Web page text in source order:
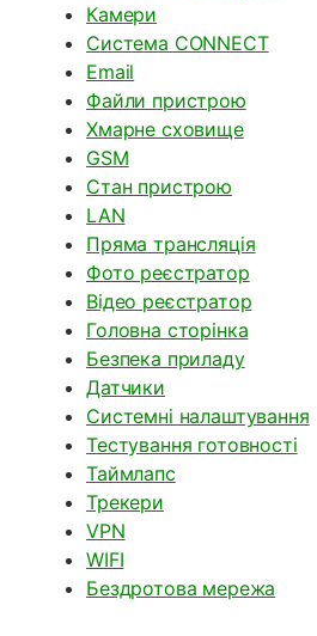
Камери
Система CONNECT
Email
Файли пристрою
Хмарне сховище
GSM
Стан пристрою
LAN
Пряма трансляція
Фото реєстратор
Відео реєстратор
Головна сторінка
Безпека приладу
Датчики
Системні налаштування
Тестування готовності
Таймлапс
Трекери
VPN
WIFI
Бездротова мережа